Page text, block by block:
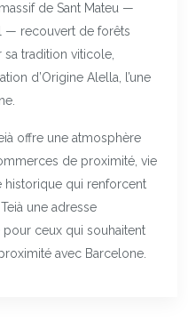
de Sant Mateu —
— recouvert de forêts
sa tradition viticole,
d’Origine Alella, l’une
offre une atmosphère
de proximité, vie
historique qui renforcent
une adresse
ceux qui souhaitent
avec Barcelone.